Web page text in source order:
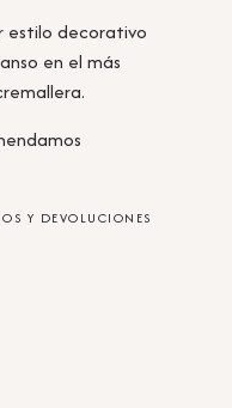
estilo decorativo
en el más
Y DEVOLUCIONES